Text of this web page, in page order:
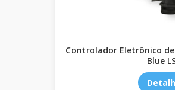
Controlador Eletrônico
Blue